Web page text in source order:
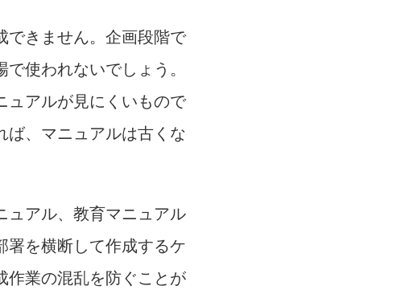
できません。企画段階で
使われないでしょう。
ュアルが見にくいもので
ば、マニュアルは古くな
ュアル、教育マニュアル
署を横断して作成するケ
作業の混乱を防ぐことが